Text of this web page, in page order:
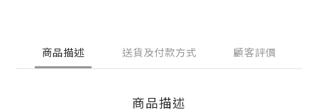
商品描述 送貨及付款方式 顧客評價
商品描述